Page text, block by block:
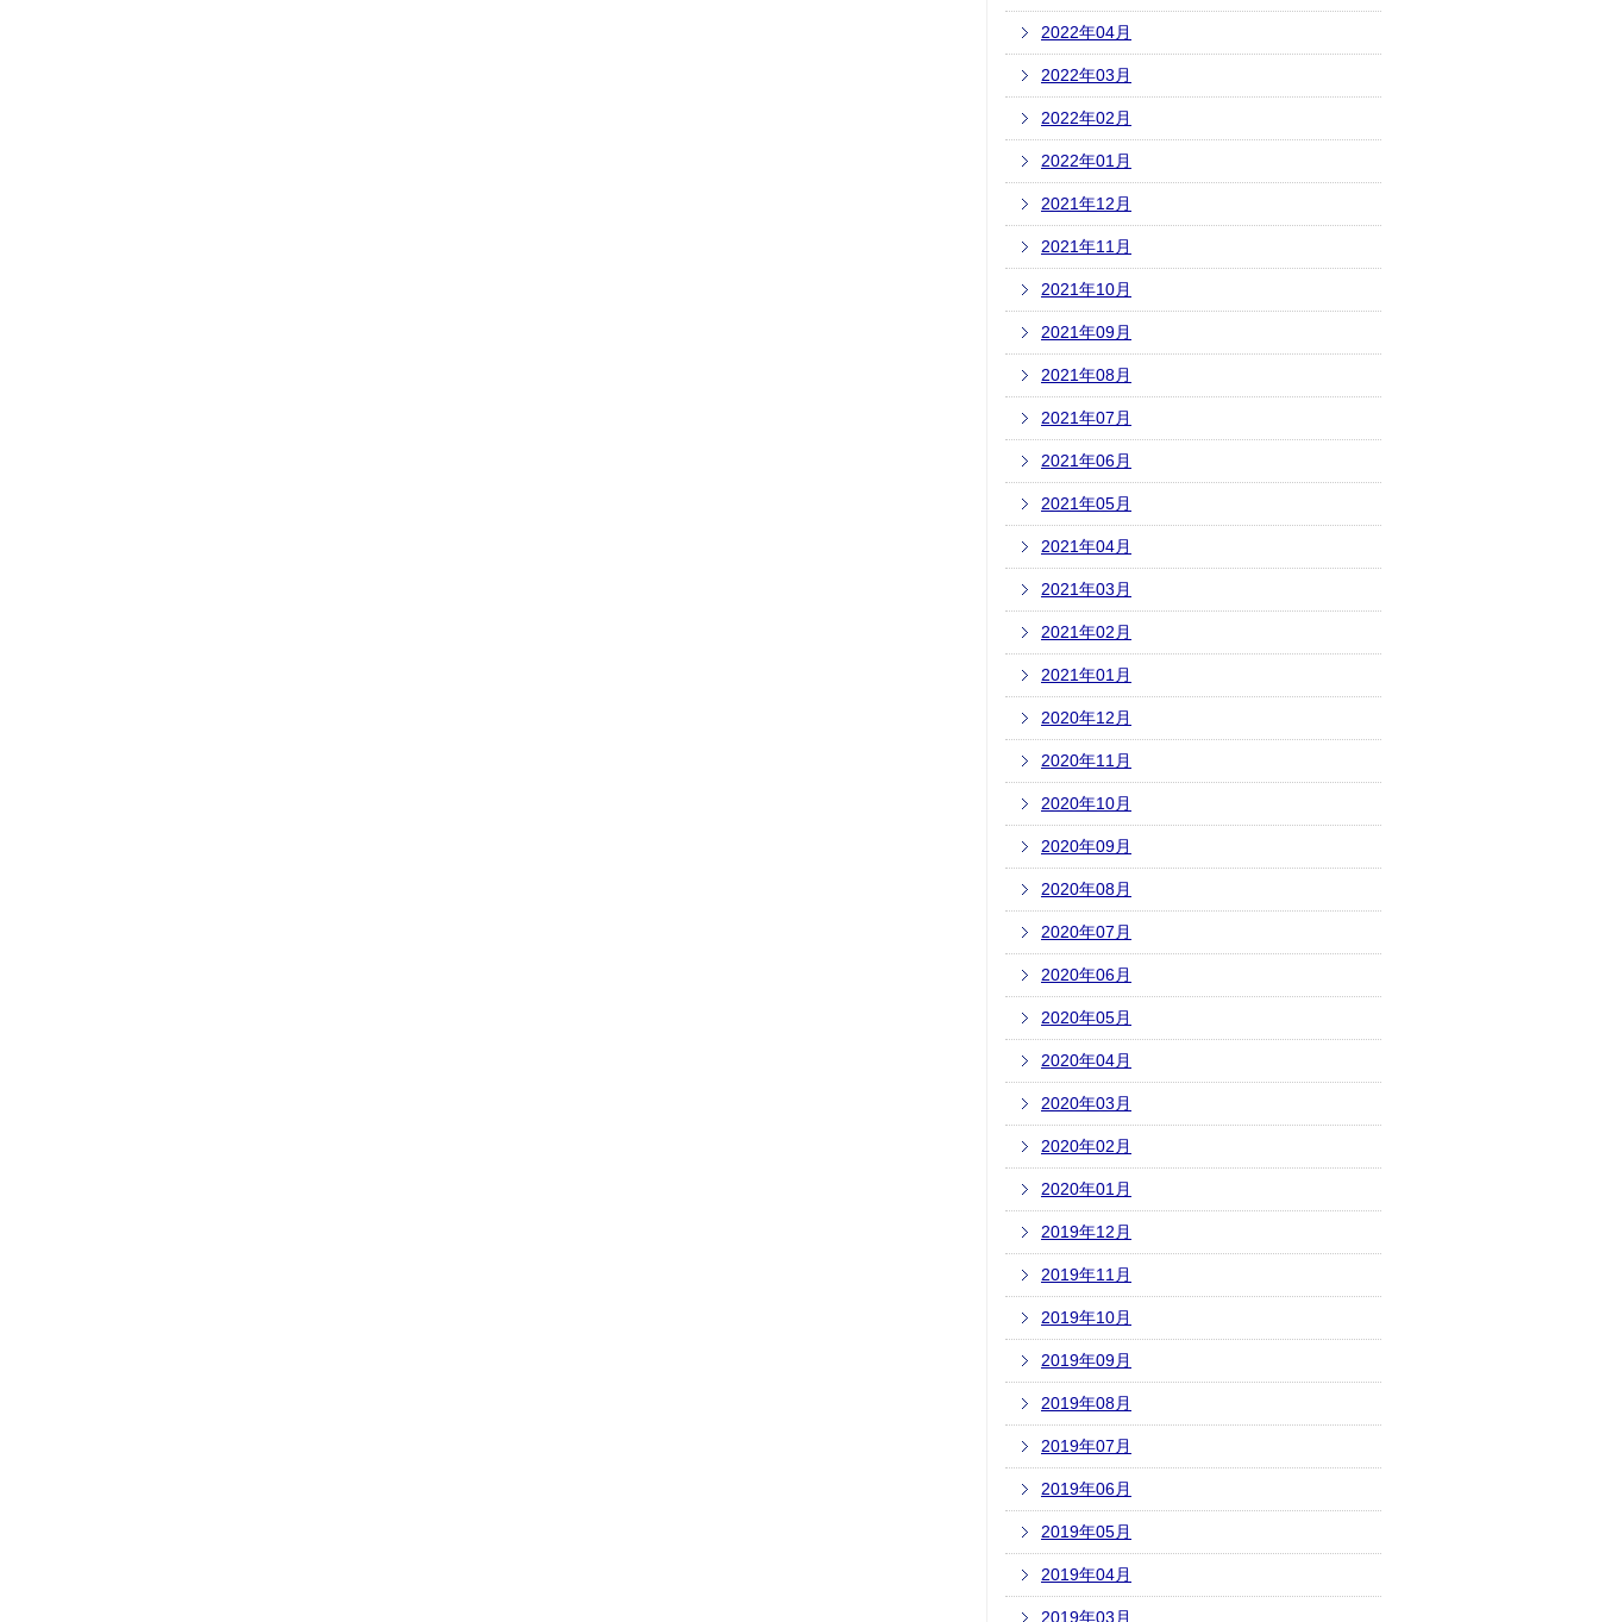
2022年04月
2022年03月
2022年02月
2022年01月
2021年12月
2021年11月
2021年10月
2021年09月
2021年08月
2021年07月
2021年06月
2021年05月
2021年04月
2021年03月
2021年02月
2021年01月
2020年12月
2020年11月
2020年10月
2020年09月
2020年08月
2020年07月
2020年06月
2020年05月
2020年04月
2020年03月
2020年02月
2020年01月
2019年12月
2019年11月
2019年10月
2019年09月
2019年08月
2019年07月
2019年06月
2019年05月
2019年04月
2019年03月